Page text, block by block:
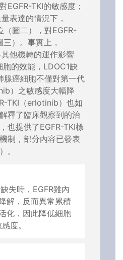
EGFR-TKI的敏感度；
表達的情況下，
（圖二），對EGFR-
）。事實上，
他機轉的運作影響
胞的效能，LDOC1缺
腺癌細胞不僅對第一代
）之敏感度大幅降
TKI（erlotinib）也如
釋了臨床觀察到的治
也提供了EGFR-TKI標
制，部分內容已發表
。
失時，EGFR雖內
解，反而異常累積
化，因此降低細胞
度。